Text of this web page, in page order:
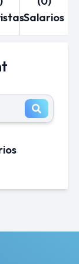
Salarios